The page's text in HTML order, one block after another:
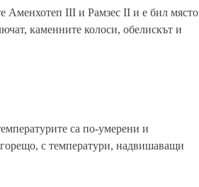
Аменхотеп III и Рамзес II и е бил място
каменните колоси, обелискът и
са по-умерени и
с температури, надвишаващи